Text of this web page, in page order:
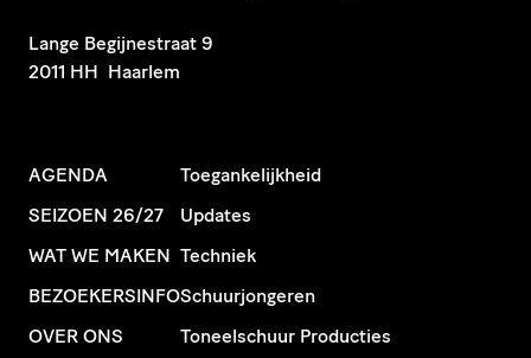
​Lange Begijnestraat 9
2011 HH Haarlem
AGENDA
SEIZOEN 26/27
WAT WE MAKEN
BEZOEKERSINFO
OVER ONS
Toegankelijkheid
Updates
Techniek
Schuurjongeren
Toneelschuur Producties